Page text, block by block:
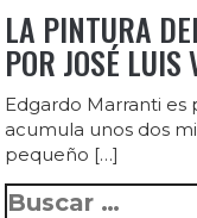
LA PINTURA
POR JOSÉ LUIS
Edgardo Marranti es
acumula unos dos
pequeño […]
Buscar: